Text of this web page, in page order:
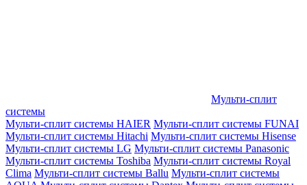
Мульти-сплит
системы
Мульти-сплит системы HAIER Мульти-сплит системы FUNAI
Мульти-сплит системы Hitachi Мульти-сплит системы Hisense
Мульти-сплит системы LG Мульти-сплит системы Panasonic
Мульти-сплит системы Toshiba Мульти-сплит системы Royal
Clima Мульти-сплит системы Ballu Мульти-сплит системы